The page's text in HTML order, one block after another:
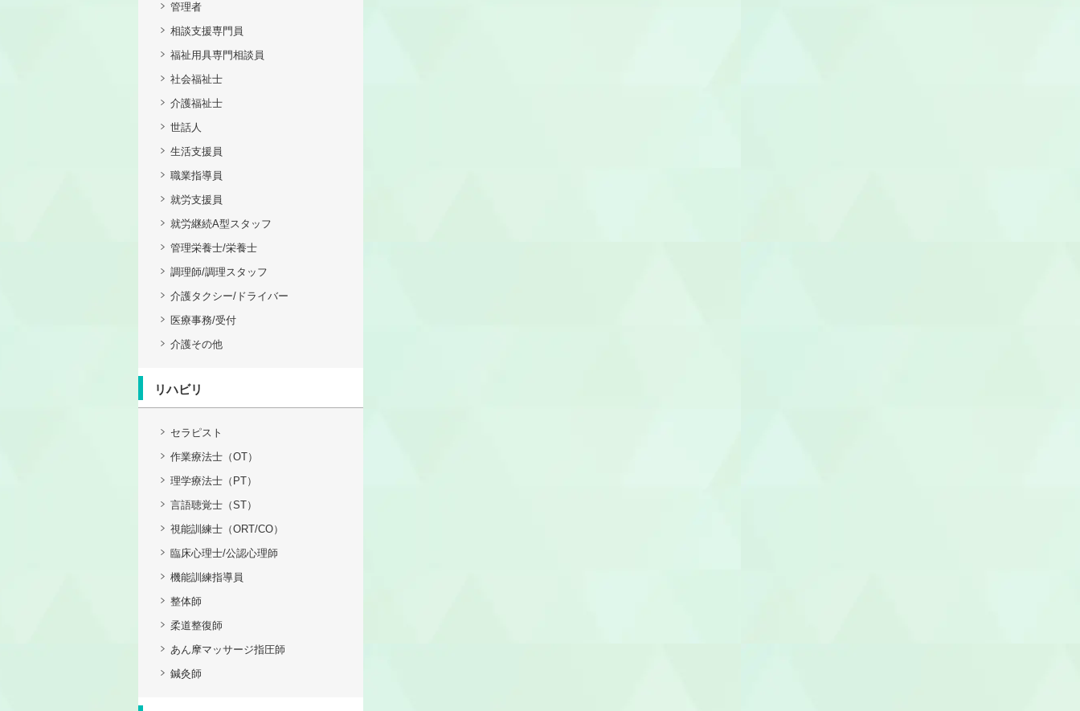
管理者
相談支援専門員
福祉用具専門相談員
社会福祉士
介護福祉士
世話人
生活支援員
職業指導員
就労支援員
就労継続A型スタッフ
管理栄養士/栄養士
調理師/調理スタッフ
介護タクシー/ドライバー
医療事務/受付
介護その他
リハビリ
セラピスト
作業療法士（OT）
理学療法士（PT）
言語聴覚士（ST）
視能訓練士（ORT/CO）
臨床心理士/公認心理師
機能訓練指導員
整体師
柔道整復師
あん摩マッサージ指圧師
鍼灸師